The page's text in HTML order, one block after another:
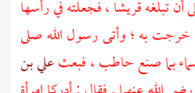
تبلغهقريشا، فجعلته في رأسها
خرجت به ؛ وأتى رسول الله صلى
بما صنعحاطب، فبعثعلي بن